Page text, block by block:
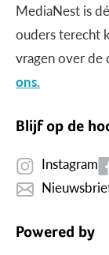
MediaNest is
ouders terecht
vragen over de
ons.
Blijf op de
Instagram
Powered by